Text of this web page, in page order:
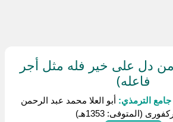
دل على خير فله مثل أجر
فاعله)
الترمذي: أبو العلا محمد عبد الرحمن
(المتوفى: 1353هـ)